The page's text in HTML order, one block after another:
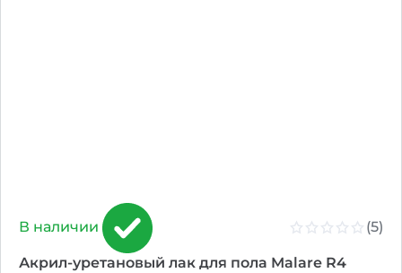
В наличии (5)
Акрил-уретановый лак для пола Malare R4